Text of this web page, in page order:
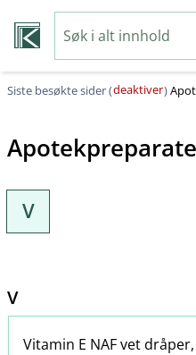
Siste besøkte sider (deaktiver)
V
V
Vitamin E NAF vet